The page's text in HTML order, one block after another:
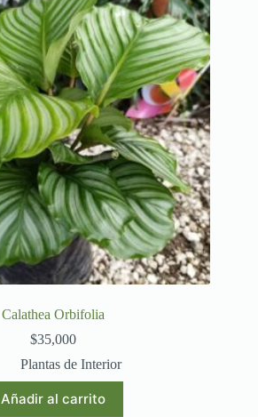
Calathea Orbifolia
$35,000
Plantas de Interior
Añadir al carrito